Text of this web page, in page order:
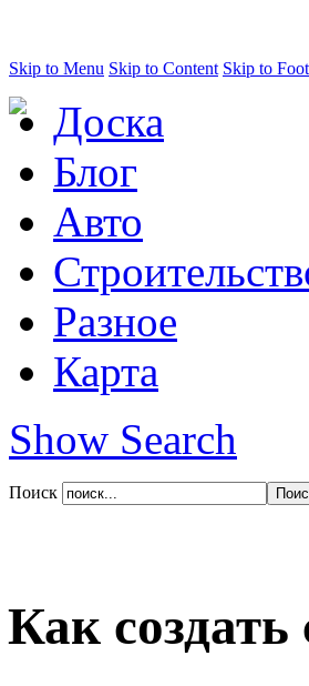
Skip to Menu Skip to Content Skip to
Доска
Блог
Авто
Разное
Карта
Show Search
Поиск
Как создать